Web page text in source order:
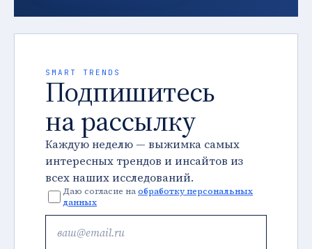
SMART TRENDS
Подпишитесь
на рассылку
Каждую неделю — выжимка самых
интересных трендов и инсайтов из
всех наших исследований.
Даю согласие наобработку персональных
данных